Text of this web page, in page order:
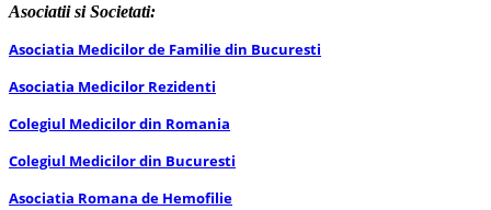
Asociatii si Societati:
Asociatia Medicilor de Familie din Bucuresti
Asociatia Medicilor Rezidenti
Colegiul Medicilor din Romania
Colegiul Medicilor din Bucuresti
Asociatia Romana de Hemofilie